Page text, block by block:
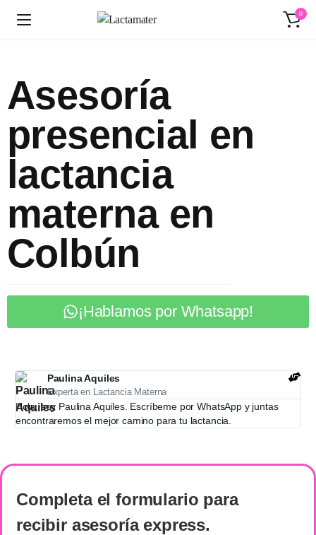
0
Asesoría
presencial en
lactancia
materna en
Colbún
¡Hablamos por Whatsapp!
Paulina Aquiles
Experta en Lactancia Materna
Hola, soy Paulina Aquiles. Escríbeme por WhatsApp y juntas
encontraremos el mejor camino para tu lactancia.
Completa el formulario para
recibir asesoría express.